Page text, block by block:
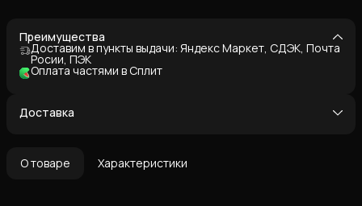
Преимущества
Доставим в пункты выдачи: Яндекс Маркет, СДЭК, Почта
Росии, ПЭК
Оплата частями в Сплит
Доставка
О товаре Характеристики